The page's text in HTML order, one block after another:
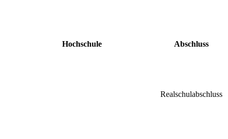
Hochschule Abschluss
Realschulabschluss